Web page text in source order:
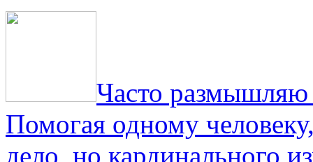
Часто размышляю
Помогая одному
дело, но кардинального